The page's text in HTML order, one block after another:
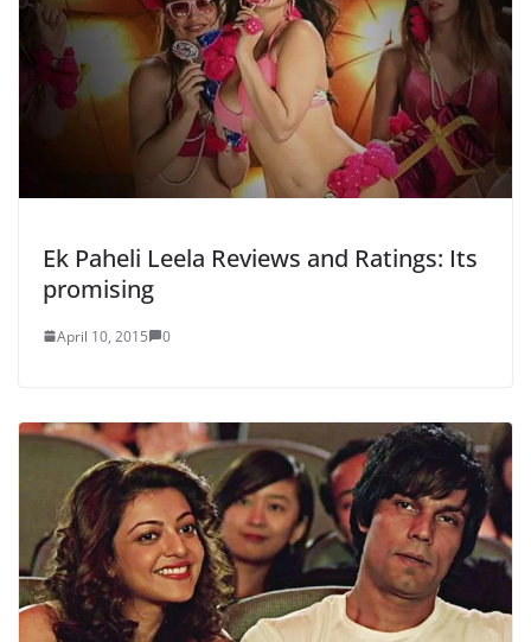
Ek Paheli Leela Reviews and Ratings: Its
promising
April 10, 2015 0